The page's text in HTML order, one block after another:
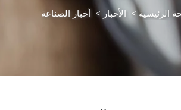
الرئيسية>الأخبار > أخبار الصناعة